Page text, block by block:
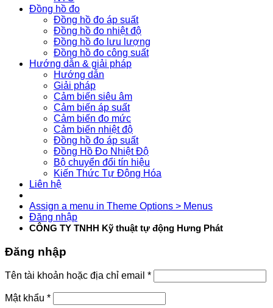
Đồng hồ đo
Đồng hồ đo áp suất
Đồng hồ đo nhiệt độ
Đồng hồ đo lưu lượng
Đồng hồ đo công suất
Hướng dẫn & giải pháp
Hướng dẫn
Giải pháp
Cảm biến siêu âm
Cảm biến áp suất
Cảm biến đo mức
Cảm biến nhiệt độ
Đồng hồ đo áp suất
Đồng Hồ Đo Nhiệt Độ
Bộ chuyển đổi tín hiệu
Kiến Thức Tự Động Hóa
Liên hệ
Assign a menu in Theme Options > Menus
Đăng nhập
CÔNG TY TNHH Kỹ thuật tự động Hưng Phát
Đăng nhập
Tên tài khoản hoặc địa chỉ email *
Mật khẩu *